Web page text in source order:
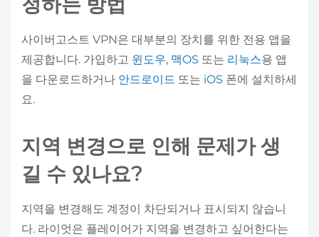
사이버고스트 VPN은 대부분의 장치를 위한 전용 앱을
제공합니다. 가입하고 윈도우, 맥OS 또는 리눅스용 앱
을 다운로드하거나 안드로이드 또는 iOS 폰에 설치하세
요.
지역 변경으로 인해 문제가 생
길 수 있나요?
지역을 변경해도 계정이 차단되거나 표시되지 않습니
다. 라이엇은 플레이어가 지역을 변경하고 싶어한다는